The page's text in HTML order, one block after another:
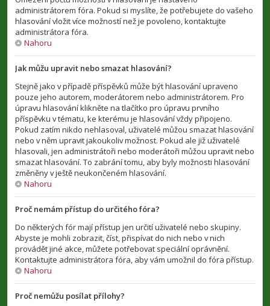
administrátorem fóra. Pokud si myslíte, že potřebujete do vašeho
hlasování vložit více možností než je povoleno, kontaktujte
administrátora fóra.
Nahoru
Jak můžu upravit nebo smazat hlasování?
Stejně jako v případě příspěvků může být hlasování upraveno
pouze jeho autorem, moderátorem nebo administrátorem. Pro
úpravu hlasování klikněte na tlačítko pro úpravu prvního
příspěvku v tématu, ke kterému je hlasování vždy připojeno.
Pokud zatím nikdo nehlasoval, uživatelé můžou smazat hlasování
nebo v něm upravit jakoukoliv možnost. Pokud ale již uživatelé
hlasovali, jen administrátoři nebo moderátoři můžou upravit nebo
smazat hlasování. To zabrání tomu, aby byly možnosti hlasování
změněny v ještě neukončeném hlasování.
Nahoru
Proč nemám přístup do určitého fóra?
Do některých fór mají přístup jen určití uživatelé nebo skupiny.
Abyste je mohli zobrazit, číst, přispívat do nich nebo v nich
provádět jiné akce, můžete potřebovat speciální oprávnění.
Kontaktujte administrátora fóra, aby vám umožnil do fóra přístup.
Nahoru
Proč nemůžu posílat přílohy?